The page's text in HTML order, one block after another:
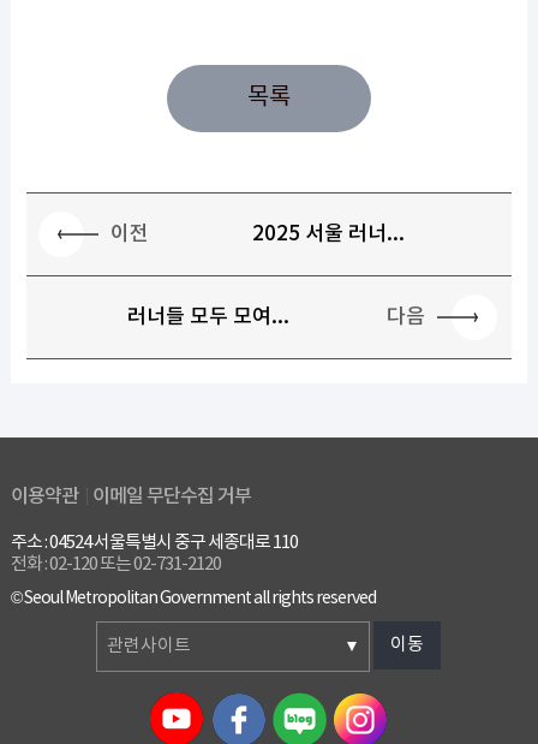
목록
이전 2025 서울 러너...
러너들 모두 모여... 다음
이용약관 이메일 무단수집 거부
주소 : 04524 서울특별시 중구 세종대로 110
전화 : 02-120 또는 02-731-2120
© Seoul Metropolitan Government all rights reserved
관련사이트 이동